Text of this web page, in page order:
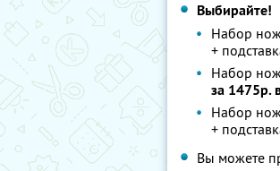
Выбирайте!
Набор
+
Набор
за 1475р.
Набор
+
Вы можете